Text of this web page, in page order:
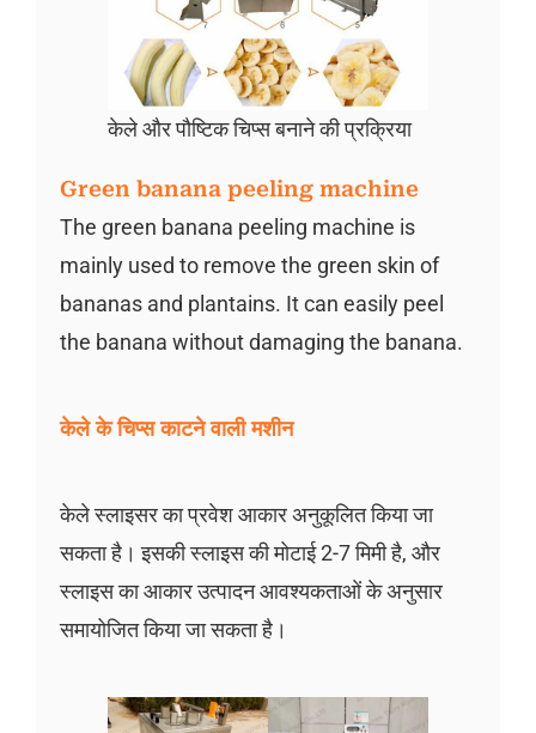
केले और पौष्टिक चिप्स बनाने की प्रक्रिया
Green banana peeling machine
The green banana peeling machine is
mainly used to remove the green skin of
bananas and plantains. It can easily peel
the banana without damaging the banana.
केले के चिप्स काटने वाली मशीन
केले स्लाइसर का प्रवेश आकार अनुकूलित किया जा
सकता है। इसकी स्लाइस की मोटाई 2-7 मिमी है, और
स्लाइस का आकार उत्पादन आवश्यकताओं के अनुसार
समायोजित किया जा सकता है।